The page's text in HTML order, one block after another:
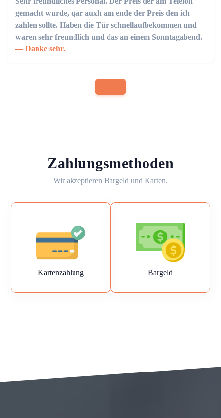
gemacht wurde, qar auxh am ende der Preis den ich
zahlen sollte. Haben die Tür schnellaufbekommen und
waren sehr freundlich und das an einem Sonntagabend.
Danke sehr.
Zahlungsmethoden
Wir akzeptieren Bargeld und Karten.
Kartenzahlung Bargeld